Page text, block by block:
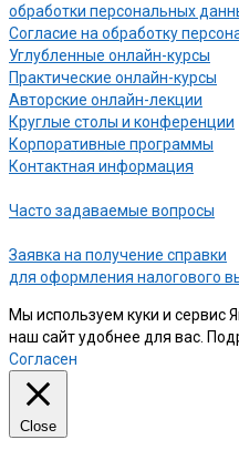
обработки персональных
Согласие на обработку
Углубленные онлайн-курсы
Практические онлайн-курсы
Авторские онлайн-лекции
Круглые столы и конференции
Корпоративные программы
Контактная информация
Часто задаваемые вопросы
Заявка на получение справки
для оформления налогового
Мы используем куки и сервис
наш сайт удобнее для вас.
Согласен
Close